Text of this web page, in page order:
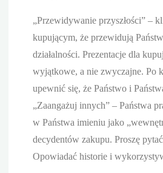
„Przewidywanie przyszłości” –
kupującym, że przewidują
działalności. Prezentacje dla
wyjątkowe, a nie zwyczajne. Po
upewnić się, że Państwo i
„Zaangażuj innych” – Państwa
w Państwa imieniu jako
decydentów zakupu. Proszę
Opowiadać historie i